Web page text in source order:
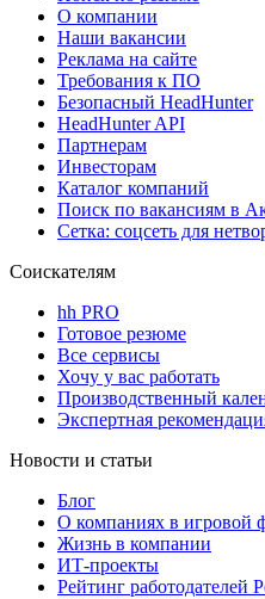
О компании
Наши вакансии
Реклама на сайте
Требования к ПО
Безопасный HeadHunter
HeadHunter API
Партнерам
Инвесторам
Каталог компаний
Поиск по вакансиям в
Сетка: соцсеть для
Соискателям
hh PRO
Готовое резюме
Все сервисы
Хочу у вас работать
Производственный
Экспертная
Новости и статьи
Блог
О компаниях в игровой
Жизнь в компании
ИТ-проекты
Рейтинг работодателей